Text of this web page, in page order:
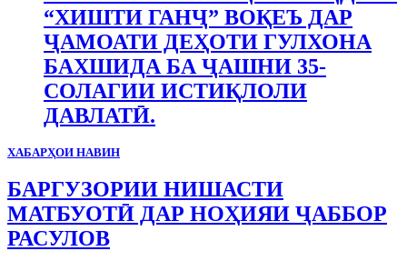
“ХИШТИ ГАНҶ” ВОҚЕЪ ДАР
ҶАМОАТИ ДЕҲОТИ ГУЛХОНА
БАХШИДА БА ҶАШНИ 35-
СОЛАГИИ ИСТИҚЛОЛИ
ДАВЛАТӢ.
ХАБАРҲОИ НАВИН
БАРГУЗОРИИ НИШАСТИ
МАТБУОТӢ ДАР НОҲИЯИ ҶАББОР
РАСУЛОВ